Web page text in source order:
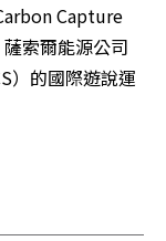
Capture
索爾能源公司
）的國際遊說運